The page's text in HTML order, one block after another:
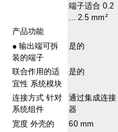
端子适合 0.2
... 2.5 mm²
产品功能
●输出端可拆
装的端子
是的
联合作用的适
宜性 系统模块
是的
连接方式 针对
系统组件
通过集成连接
器
宽度 外壳的 60 mm